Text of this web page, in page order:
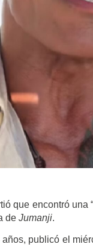
que encontró
de Jumanji.
publicó el